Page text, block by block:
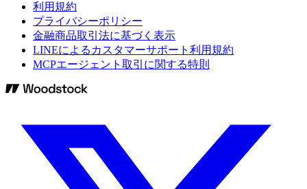
利用規約
プライバシーポリシー
金融商品取引法に基づく表示
LINEによるカスタマーサポート利用規約
MCPエージェント取引に関する特則